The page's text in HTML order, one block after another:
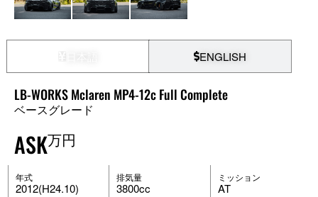
ENGLISH
LB-WORKS Mclaren MP4-12c Full Complete
ベースグレード
ASK万円
年式
2012(H24.10)
排気量
3800cc
ミッション
AT